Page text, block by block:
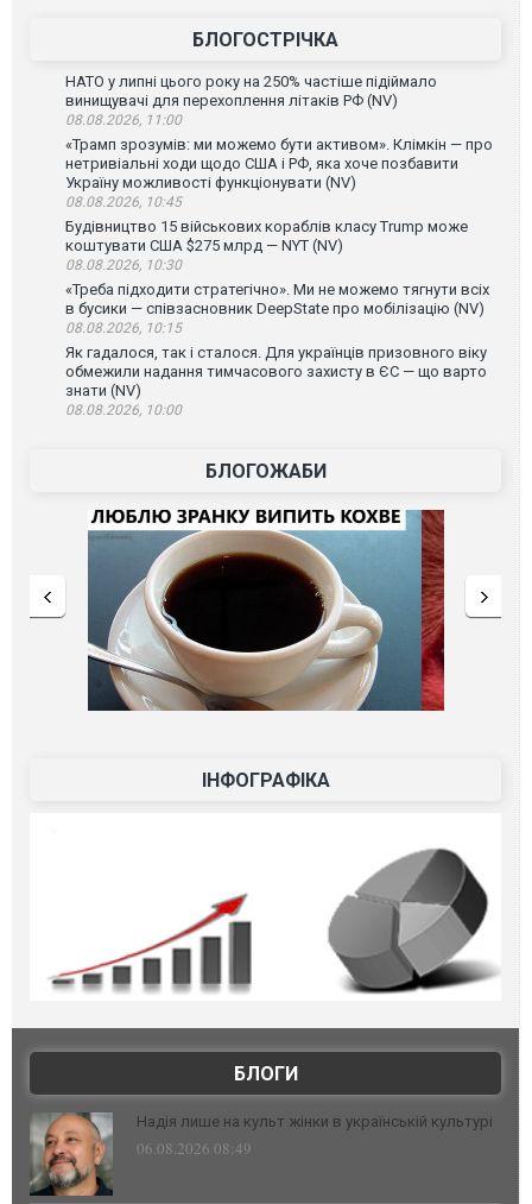
БЛОГОСТРІЧКА
НАТО у липні цього року на 250% частіше підіймало
винищувачі для перехоплення літаків РФ (NV)
08.08.2026, 11:00
«Трамп зрозумів: ми можемо бути активом». Клімкін — про
нетривіальні ходи щодо США і РФ, яка хоче позбавити
Україну можливості функціонувати (NV)
08.08.2026, 10:45
Будівництво 15 військових кораблів класу Trump може
коштувати США $275 млрд — NYT (NV)
08.08.2026, 10:30
«Треба підходити стратегічно». Ми не можемо тягнути всіх
в бусики — співзасновник DeepState про мобілізацію (NV)
08.08.2026, 10:15
Як гадалося, так і сталося. Для українців призовного віку
обмежили надання тимчасового захисту в ЄС — що варто
знати (NV)
08.08.2026, 10:00
БЛОГОЖАБИ
ІНФОГРАФІКА
БЛОГИ
Надія лише на культ жінки в українській культурі
06.08.2026 08:49